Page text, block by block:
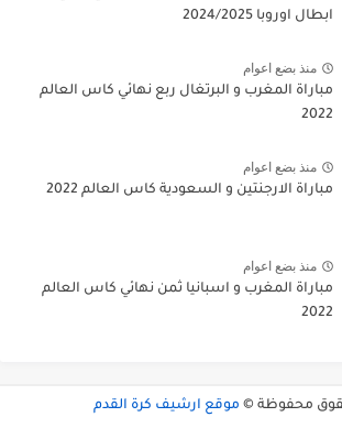
ابطال اوروبا 2024/2025
منذ بضع اعوام
مباراة المغرب و البرتغال ربع نهائي كاس العالم
2022
منذ بضع اعوام
مباراة الارجنتين و السعودية كاس العالم 2022
منذ بضع اعوام
مباراة المغرب و اسبانيا ثمن نهائي كاس العالم
2022
محفوظة © موقع ارشيف كرة القدم